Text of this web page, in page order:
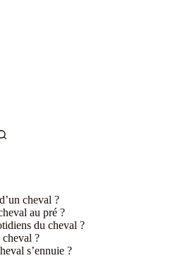
cheval ?
au pré ?
du cheval ?
?
s’ennuie ?